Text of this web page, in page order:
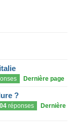
Dernière page
?
réponses
Dernière